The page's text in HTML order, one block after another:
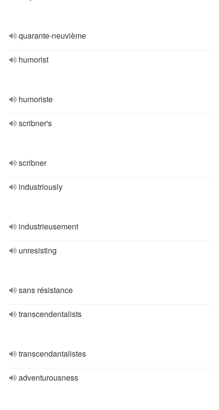
quarante-neuvième
humorist
humoriste
scribner's
scribner
industriously
industrieusement
unresisting
sans résistance
transcendentalists
transcendantalistes
adventurousness